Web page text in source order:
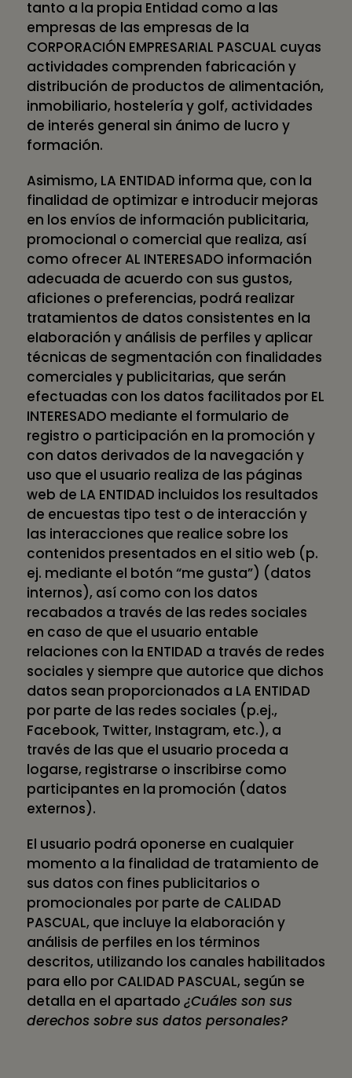
tanto a la propia Entidad como a las
empresas de las empresas de la
CORPORACIÓN EMPRESARIAL PASCUAL cuyas
actividades comprenden fabricación y
distribución de productos de alimentación,
inmobiliario, hostelería y golf, actividades
de interés general sin ánimo de lucro y
formación.
Asimismo, LA ENTIDAD informa que, con la
finalidad de optimizar e introducir mejoras
en los envíos de información publicitaria,
promocional o comercial que realiza, así
como ofrecer AL INTERESADO información
adecuada de acuerdo con sus gustos,
aficiones o preferencias, podrá realizar
tratamientos de datos consistentes en la
elaboración y análisis de perfiles y aplicar
técnicas de segmentación con finalidades
comerciales y publicitarias, que serán
efectuadas con los datos facilitados por EL
INTERESADO mediante el formulario de
registro o participación en la promoción y
con datos derivados de la navegación y
uso que el usuario realiza de las páginas
web de LA ENTIDAD incluidos los resultados
de encuestas tipo test o de interacción y
las interacciones que realice sobre los
contenidos presentados en el sitio web (p.
ej. mediante el botón “me gusta”) (datos
internos), así como con los datos
recabados a través de las redes sociales
en caso de que el usuario entable
relaciones con la ENTIDAD a través de redes
sociales y siempre que autorice que dichos
datos sean proporcionados a LA ENTIDAD
por parte de las redes sociales (p.ej.,
Facebook, Twitter, Instagram, etc.), a
través de las que el usuario proceda a
logarse, registrarse o inscribirse como
participantes en la promoción (datos
externos).
El usuario podrá oponerse en cualquier
momento a la finalidad de tratamiento de
sus datos con fines publicitarios o
promocionales por parte de CALIDAD
PASCUAL, que incluye la elaboración y
análisis de perfiles en los términos
descritos, utilizando los canales habilitados
para ello por CALIDAD PASCUAL, según se
detalla en el apartado ¿Cuáles son sus
derechos sobre sus datos personales?